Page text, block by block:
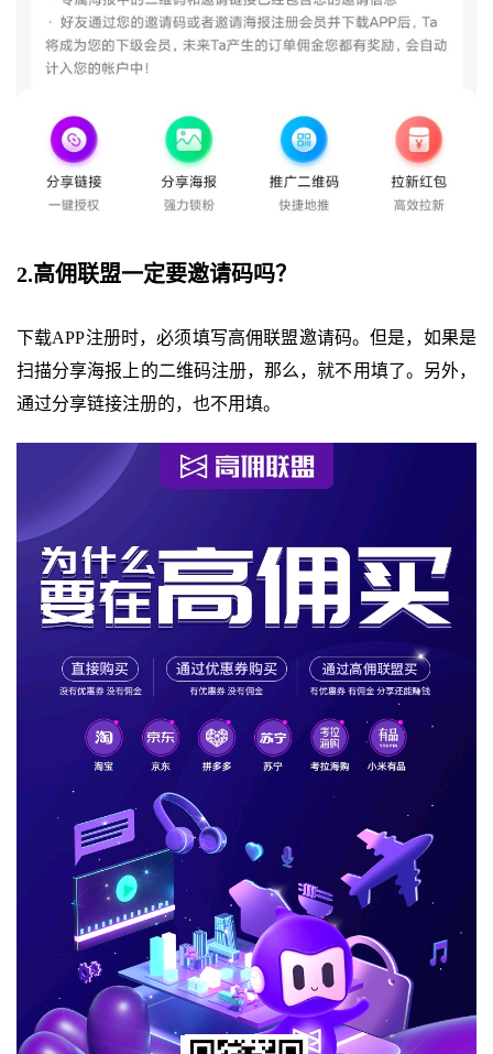
2.高佣联盟一定要邀请码吗？
下载APP注册时，必须填写高佣联盟邀请码。但是，如果是
扫描分享海报上的二维码注册，那么，就不用填了。另外，
通过分享链接注册的，也不用填。